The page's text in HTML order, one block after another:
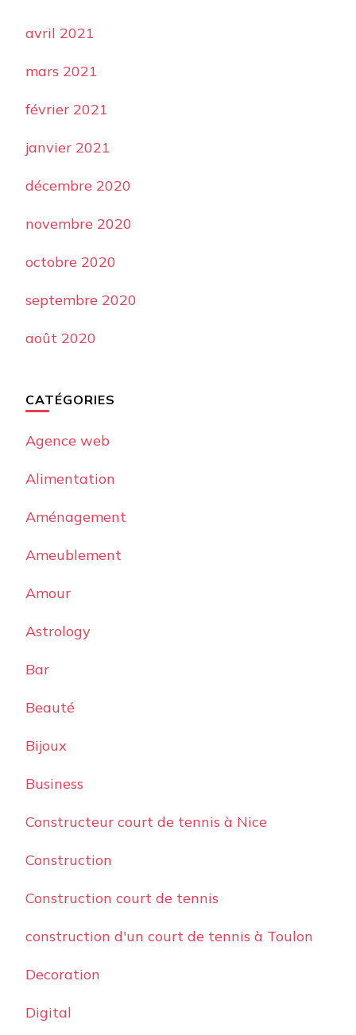
avril 2021
mars 2021
février 2021
janvier 2021
décembre 2020
novembre 2020
octobre 2020
septembre 2020
août 2020
CATÉGORIES
Agence web
Alimentation
Aménagement
Ameublement
Amour
Astrology
Bar
Beauté
Bijoux
Business
Constructeur court de tennis à Nice
Construction
Construction court de tennis
construction d'un court de tennis à Toulon
Decoration
Digital